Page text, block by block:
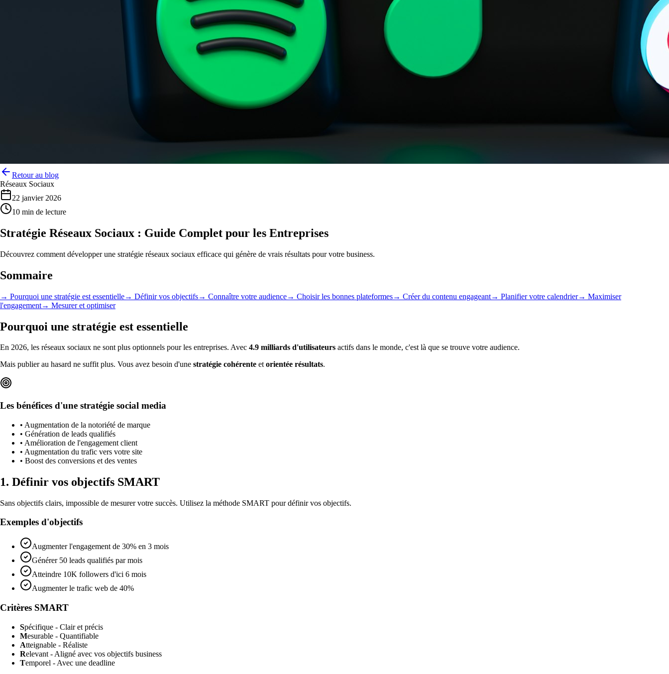
Retour au blog
Réseaux Sociaux
22 janvier 2026
10 min de lecture
Stratégie Réseaux Sociaux : Guide Complet pour les Entreprises
Découvrez comment développer une stratégie réseaux sociaux efficace qui génère de vrais résultats pour votre business.
Sommaire
→ Pourquoi une stratégie est essentielle→ Définir vos objectifs→ Connaître votre audience→ Choisir les bonnes plateformes→ Créer du contenu engageant→ Planifier votre calendrier→ Maximiser
l'engagement→ Mesurer et optimiser
Pourquoi une stratégie est essentielle
En 2026, les réseaux sociaux ne sont plus optionnels pour les entreprises. Avec 4.9 milliards d'utilisateurs actifs dans le monde, c'est là que se trouve votre audience.
Mais publier au hasard ne suffit plus. Vous avez besoin d'une stratégie cohérente etorientée résultats.
Les bénéfices d'une stratégie social media
• Augmentation de la notoriété de marque
• Génération de leads qualifiés
• Amélioration de l'engagement client
• Augmentation du trafic vers votre site
• Boost des conversions et des ventes
1. Définir vos objectifs SMART
Sans objectifs clairs, impossible de mesurer votre succès. Utilisez la méthode SMART pour définir vos objectifs.
Exemples d'objectifs
Augmenter l'engagement de 30% en 3 mois
Générer 50 leads qualifiés par mois
Atteindre 10K followers d'ici 6 mois
Augmenter le trafic web de 40%
Critères SMART
Spécifique - Clair et précis
Mesurable - Quantifiable
Atteignable - Réaliste
Relevant - Aligné avec vos objectifs business
Temporel - Avec une deadline